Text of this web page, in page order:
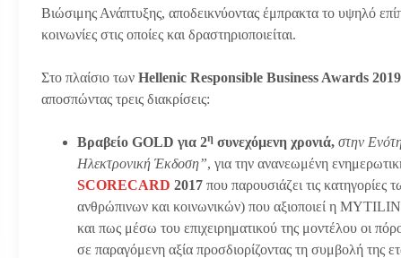
Βιώσιμης Ανάπτυξης, αποδεικνύοντας έμπρακτα το υψηλό
κοινωνίες στις οποίες και δραστηριοποιείται.
Στο πλαίσιο τωνHellenic Responsible Business Awards
αποσπώντας τρεις διακρίσεις:
ΒραβείοGOLD για 2η συνεχόμενη χρονιά, στην
Ηλεκτρονική Έκδοση”, για την ανανεωμένη
SCORECARD 2017 που παρουσιάζει τις
ανθρώπινων και κοινωνικών) που αξιοποιεί η
και πως μέσω του επιχειρηματικού της μοντέλου οι
σε παραγόμενη αξία προσδιορίζοντας τη συμβολή της